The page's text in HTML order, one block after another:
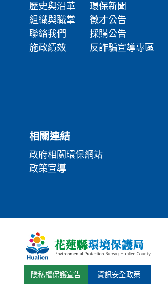
歷史與沿革
組織與職掌
聯絡我們
施政績效
環保新聞
徵才公告
採購公告
反詐騙宣導專區
相關連結
政府相關環保網站
政策宣導
隱私權保護宣告 資訊安全政策